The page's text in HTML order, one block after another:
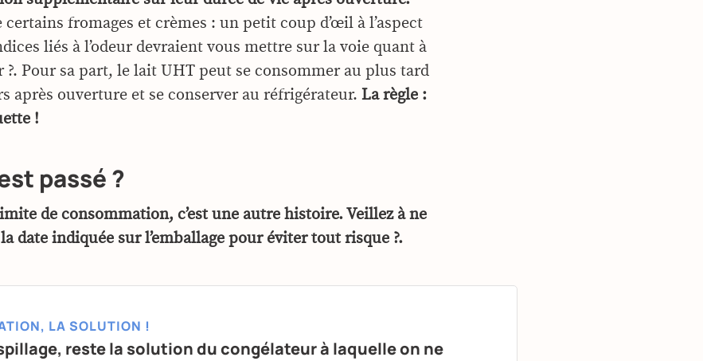
certains fromages et crèmes : un petit coup d’œil à l’aspect
liés à l’odeur devraient vous mettre sur la voie quant à
Pour sa part, le lait UHT peut se consommer au plus tard
après ouverture et se conserver au réfrigérateur. La règle :
!
passé ?
de consommation, c’est une autre histoire. Veillez à ne
date indiquée sur l’emballage pour éviter tout risque ?.
LA SOLUTION !
reste la solution du congélateur à laquelle on ne